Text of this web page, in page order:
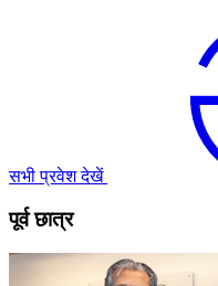
सभी प्रवेश देखें
पूर्व छात्र